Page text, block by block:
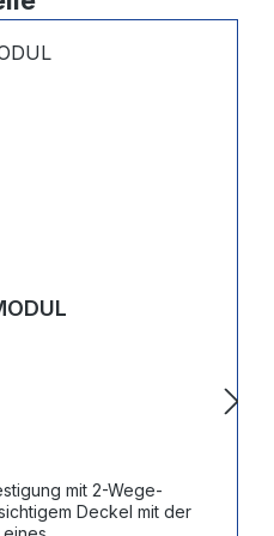
- TÜRÖFFNUNG
mit 2-Wege-
Deckel mit der